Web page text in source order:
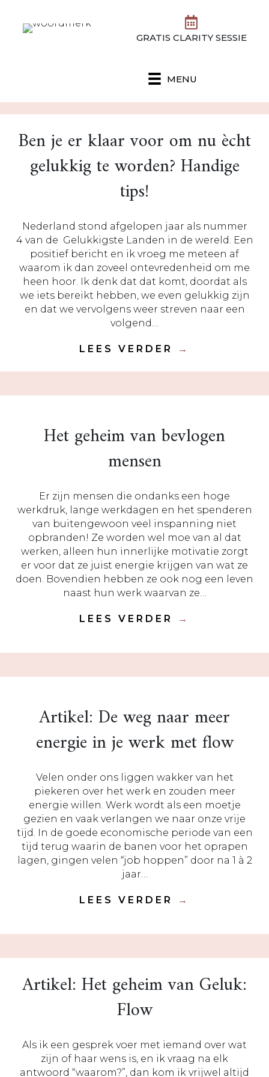
GRATIS CLARITY SESSIE
MENU
Ben je er klaar voor om nu ècht
gelukkig te worden? Handige
tips!
Nederland stond afgelopen jaar als nummer
4 van de Gelukkigste Landen in de wereld. Een
positief bericht en ik vroeg me meteen af
waarom ik dan zoveel ontevredenheid om me
heen hoor. Ik denk dat dat komt, doordat als
we iets bereikt hebben, we even gelukkig zijn
en dat we vervolgens weer streven naar een
volgend…
LEES VERDER →
Het geheim van bevlogen
mensen
Er zijn mensen die ondanks een hoge
werkdruk, lange werkdagen en het spenderen
van buitengewoon veel inspanning niet
opbranden! Ze worden wel moe van al dat
werken, alleen hun innerlijke motivatie zorgt
er voor dat ze juist energie krijgen van wat ze
doen. Bovendien hebben ze ook nog een leven
naast hun werk waarvan ze…
LEES VERDER →
Artikel: De weg naar meer
energie in je werk met flow
Velen onder ons liggen wakker van het
piekeren over het werk en zouden meer
energie willen. Werk wordt als een moetje
gezien en vaak verlangen we naar onze vrije
tijd. In de goede economische periode van een
tijd terug waarin de banen voor het oprapen
lagen, gingen velen “job hoppen” door na 1 à 2
jaar…
LEES VERDER →
Artikel: Het geheim van Geluk:
Flow
Als ik een gesprek voer met iemand over wat
zijn of haar wens is, en ik vraag na elk
antwoord “waarom?”, dan kom ik vrijwel altijd